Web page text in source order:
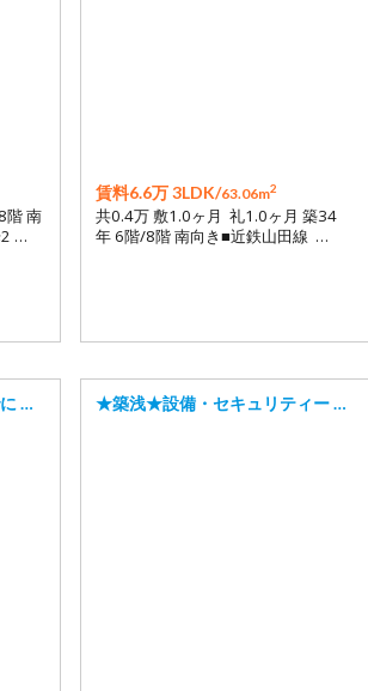
階 南
2 …
賃料6.6万 3LDK/63.06m2
共0.4万 敷1.0ヶ月 礼1.0ヶ月 築34
年 6階/8階 南向き■近鉄山田線 …
… ★築浅★設備・セキュリティー …